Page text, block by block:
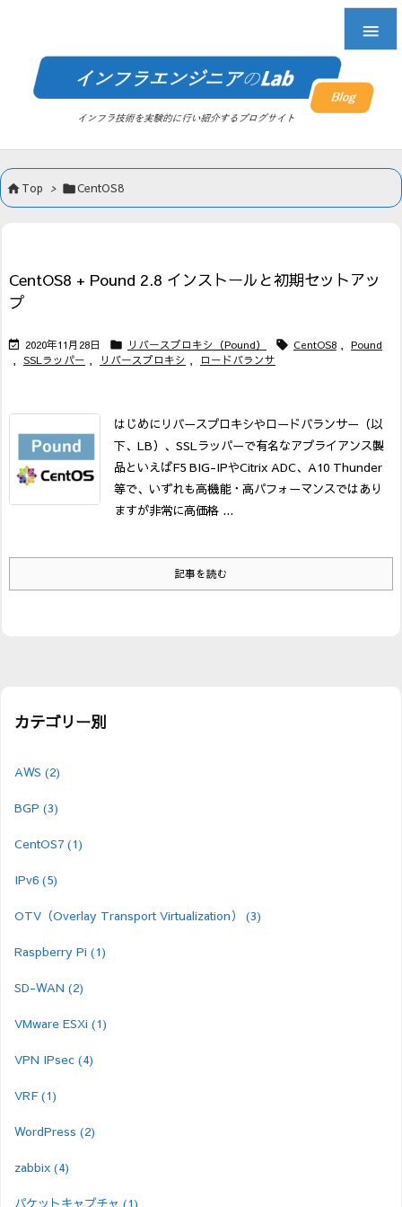

Top > CentOS8
CentOS8 + Pound 2.8 インストールと初期セットアッ
プ
 2020年11月28日  リバースプロキシ（Pound）  CentOS8 , Pound
, SSLラッパー , リバースプロキシ , ロードバランサ
はじめに リバースプロキシやロードバランサー（以
下、LB）、SSLラッパーで有名なアプライアンス製
品といえばF5 BIG-IPやCitrix ADC、A10 Thunder
等で、いずれも高機能・高パフォーマンスではあり
ますが非常に高価格 ...
記事を読む
カテゴリー別
AWS (2)
BGP (3)
CentOS7 (1)
IPv6 (5)
OTV（Overlay Transport Virtualization） (3)
Raspberry Pi (1)
SD-WAN (2)
VMware ESXi (1)
VPN IPsec (4)
VRF(1)
WordPress (2)
zabbix (4)
パケットキャプチャ (1)